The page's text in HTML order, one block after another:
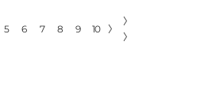
5 6 7 8 9 10 〉
〉
〉